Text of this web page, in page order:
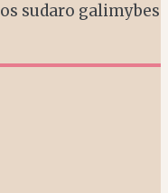
sudaro galimybes